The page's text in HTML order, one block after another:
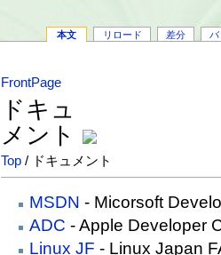
本文 リロード 差分 バ
FrontPage
ドキュ
メント
Top / ドキュメント
MSDN - Micorsoft
ADC - Apple Developer
Linux JF - Linux Japan